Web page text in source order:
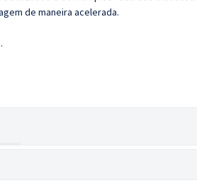
de maneira acelerada.